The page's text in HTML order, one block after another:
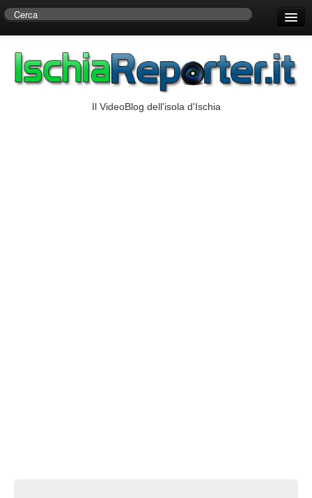
Centro di Ricerche Storiche D’Ambra
Il VideoBlog dell'isola d'Ischia